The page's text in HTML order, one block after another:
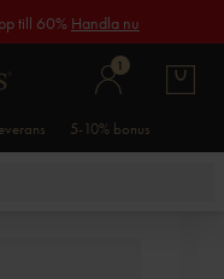
till 60% Handla nu
1
5-10% bonus